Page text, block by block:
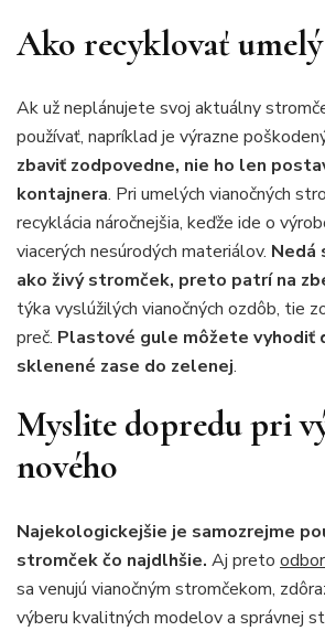
Ako recyklovať
Ak už neplánujete svoj aktuálny
používať, napríklad je výrazne
zbaviť zodpovedne, nie ho len
kontajnera. Pri umelých vianočných
recyklácia náročnejšia, keďže ide o
viacerých nesúrodých materiálov. Nedá
ako živý stromček, preto patrí na
týka vyslúžilých vianočných ozdôb, tie
preč. Plastové gule môžete vyhodiť
sklenené zase do zelenej.
Myslite dopredu pri
nového
Najekologickejšie je samozrejme
stromček čo najdlhšie. Aj preto
sa venujú vianočným stromčekom,
výberu kvalitných modelov a správnej